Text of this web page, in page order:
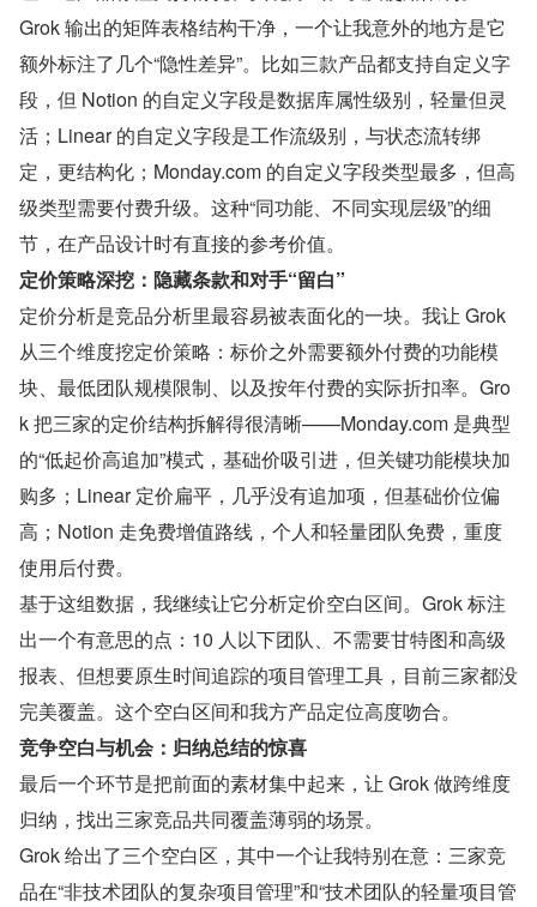
Grok 输出的矩阵表格结构干净，一个让我意外的地方是它
额外标注了几个“隐性差异”。比如三款产品都支持自定义字
段，但 Notion 的自定义字段是数据库属性级别，轻量但灵
活；Linear 的自定义字段是工作流级别，与状态流转绑
定，更结构化；Monday.com 的自定义字段类型最多，但高
级类型需要付费升级。这种“同功能、不同实现层级”的细
节，在产品设计时有直接的参考价值。
定价策略深挖：隐藏条款和对手“留白”
定价分析是竞品分析里最容易被表面化的一块。我让 Grok
从三个维度挖定价策略：标价之外需要额外付费的功能模
块、最低团队规模限制、以及按年付费的实际折扣率。Gro
k 把三家的定价结构拆解得很清晰——Monday.com 是典型
的“低起价高追加”模式，基础价吸引进，但关键功能模块加
购多；Linear 定价扁平，几乎没有追加项，但基础价位偏
高；Notion 走免费增值路线，个人和轻量团队免费，重度
使用后付费。
基于这组数据，我继续让它分析定价空白区间。Grok 标注
出一个有意思的点：10 人以下团队、不需要甘特图和高级
报表、但想要原生时间追踪的项目管理工具，目前三家都没
完美覆盖。这个空白区间和我方产品定位高度吻合。
竞争空白与机会：归纳总结的惊喜
最后一个环节是把前面的素材集中起来，让 Grok 做跨维度
归纳，找出三家竞品共同覆盖薄弱的场景。
Grok 给出了三个空白区，其中一个让我特别在意：三家竞
品在“非技术团队的复杂项目管理”和“技术团队的轻量项目管